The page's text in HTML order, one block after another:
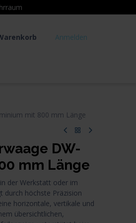
Anmelden
mit 800 mm Länge
DW-
mm Länge
der Werkstatt oder im
durch höchste Präzision
horizontale, vertikale und
übersichtlichen,